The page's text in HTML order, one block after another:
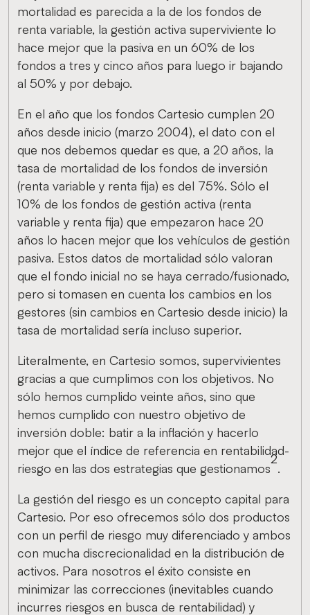
mortalidad es parecida a la de los fondos de
renta variable, la gestión activa superviviente lo
hace mejor que la pasiva en un 60% de los
fondos a tres y cinco años para luego ir bajando
al 50% y por debajo.
En el año que los fondos Cartesio cumplen 20
años desde inicio (marzo 2004), el dato con el
que nos debemos quedar es que, a 20 años, la
tasa de mortalidad de los fondos de inversión
(renta variable y renta fija) es del 75%. Sólo el
10% de los fondos de gestión activa (renta
variable y renta fija) que empezaron hace 20
años lo hacen mejor que los vehículos de gestión
pasiva. Estos datos de mortalidad sólo valoran
que el fondo inicial no se haya cerrado/fusionado,
pero si tomasen en cuenta los cambios en los
gestores (sin cambios en Cartesio desde inicio) la
tasa de mortalidad sería incluso superior.
Literalmente, en Cartesio somos, supervivientes
gracias a que cumplimos con los objetivos. No
sólo hemos cumplido veinte años, sino que
hemos cumplido con nuestro objetivo de
inversión doble: batir a la inflación y hacerlo
mejor que el índice de referencia en rentabilidad-
riesgo en las dos estrategias que gestionamos
2
.
La gestión del riesgo es un concepto capital para
Cartesio. Por eso ofrecemos sólo dos productos
con un perfil de riesgo muy diferenciado y ambos
con mucha discrecionalidad en la distribución de
activos. Para nosotros el éxito consiste en
minimizar las correcciones (inevitables cuando
incurres riesgos en busca de rentabilidad) y